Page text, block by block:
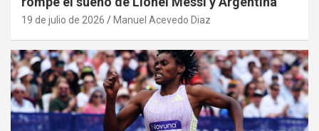
19 de julio de 2026 Manuel Acevedo Diaz